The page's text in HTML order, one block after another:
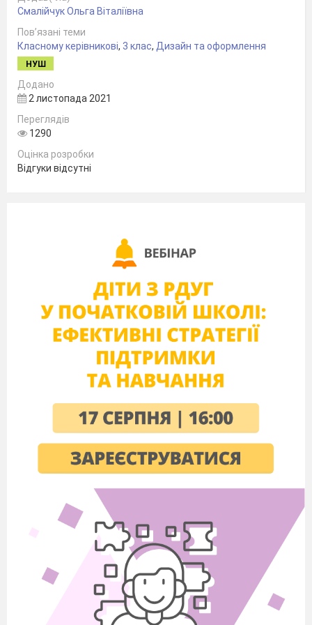
Розділ I.
Мій родовід
Що я люблю робити
Що я люблю більш всього
Я думаю, що я можу… Я знаю,
що я можу!
Мої друзі
Особистий план
самовиховання
Моє шкільне життя
«ТЕСТ»
Смалійчук Ольга Віталіївна
Пов’язані теми
Класному керівникові, 3 клас, Дизайн та оформлення
НУШ
Додано
2 листопада 2021
Переглядів
1290
Оцінка розробки
Відгуки відсутні